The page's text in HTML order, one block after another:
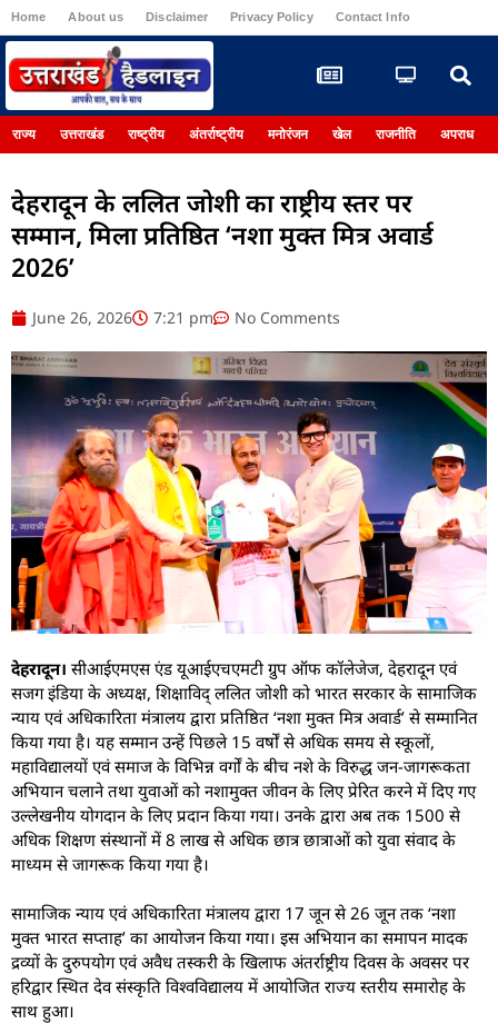
Home About us Disclaimer Privacy Policy Contact Info
राज्य उत्तराखंड राष्ट्रीय अंतर्राष्ट्रीय मनोरंजन खेल राजनीति अपराध
देहरादून के ललित जोशी का राष्ट्रीय स्तर पर
सम्मान, मिला प्रतिष्ठित ‘नशा मुक्त मित्र अवार्ड
2026’
June 26, 2026 7:21 pm No Comments
देहरादून। सीआईएमएस एंड यूआईएचएमटी ग्रुप ऑफ कॉलेजेज, देहरादून एवं
सजग इंडिया के अध्यक्ष, शिक्षाविद् ललित जोशी को भारत सरकार के सामाजिक
न्याय एवं अधिकारिता मंत्रालय द्वारा प्रतिष्ठित ‘नशा मुक्त मित्र अवार्ड’ से सम्मानित
किया गया है। यह सम्मान उन्हें पिछले 15 वर्षों से अधिक समय से स्कूलों,
महाविद्यालयों एवं समाज के विभिन्न वर्गों के बीच नशे के विरुद्ध जन-जागरूकता
अभियान चलाने तथा युवाओं को नशामुक्त जीवन के लिए प्रेरित करने में दिए गए
उल्लेखनीय योगदान के लिए प्रदान किया गया। उनके द्वारा अब तक 1500 से
अधिक शिक्षण संस्थानों में 8 लाख से अधिक छात्र छात्राओं को युवा संवाद के
माध्यम से जागरूक किया गया है।
सामाजिक न्याय एवं अधिकारिता मंत्रालय द्वारा 17 जून से 26 जून तक ‘नशा
मुक्त भारत सप्ताह’ का आयोजन किया गया। इस अभियान का समापन मादक
द्रव्यों के दुरुपयोग एवं अवैध तस्करी के खिलाफ अंतर्राष्ट्रीय दिवस के अवसर पर
हरिद्वार स्थित देव संस्कृति विश्वविद्यालय में आयोजित राज्य स्तरीय समारोह के
साथ हुआ।